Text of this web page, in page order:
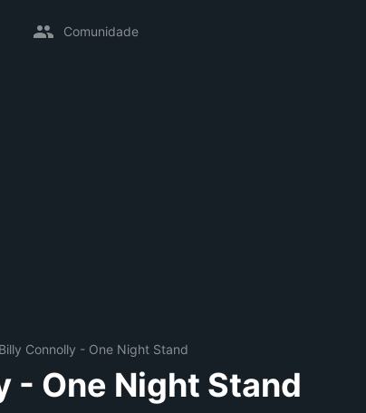
Comunidade
Billy Connolly - One Night Stand
- One Night Stand